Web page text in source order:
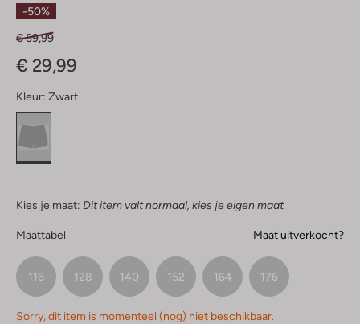
-50%
€ 59,99
€ 29,99
Kleur: Zwart
Kies je maat: Dit item valt normaal, kies je eigen maat
Maattabel Maat uitverkocht?
116 128 140 152 164 176
Sorry, dit item is momenteel (nog) niet beschikbaar.